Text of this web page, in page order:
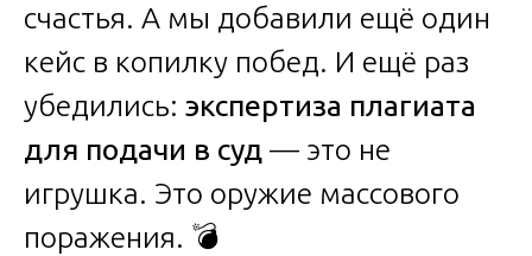
счастья. А мы добавили ещё один
кейс в копилку побед. И ещё раз
убедились: экспертиза плагиата
для подачи в суд — это не
игрушка. Это оружие массового
поражения. 💣